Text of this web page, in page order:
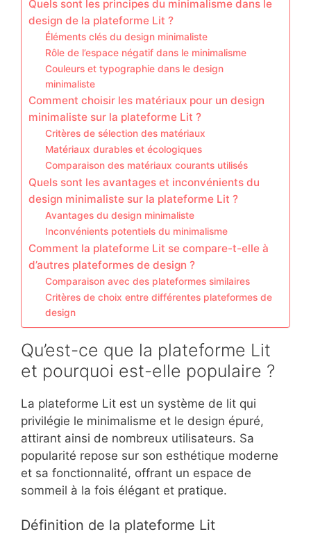
Quels sont les principes du minimalisme dans le
design de la plateforme Lit ?
Éléments clés du design minimaliste
Rôle de l’espace négatif dans le minimalisme
Couleurs et typographie dans le design
minimaliste
Comment choisir les matériaux pour un design
minimaliste sur la plateforme Lit ?
Critères de sélection des matériaux
Matériaux durables et écologiques
Comparaison des matériaux courants utilisés
Quels sont les avantages et inconvénients du
design minimaliste sur la plateforme Lit ?
Avantages du design minimaliste
Inconvénients potentiels du minimalisme
Comment la plateforme Lit se compare-t-elle à
d’autres plateformes de design ?
Comparaison avec des plateformes similaires
Critères de choix entre différentes plateformes de
design
Qu’est-ce que la plateforme Lit
et pourquoi est-elle populaire ?
La plateforme Lit est un système de lit qui
privilégie le minimalisme et le design épuré,
attirant ainsi de nombreux utilisateurs. Sa
popularité repose sur son esthétique moderne
et sa fonctionnalité, offrant un espace de
sommeil à la fois élégant et pratique.
Définition de la plateforme Lit